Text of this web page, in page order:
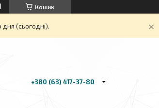
Кошик
(сьогодні).
+380 (63) 417-37-80